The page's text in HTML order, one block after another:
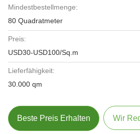
Mindestbestellmenge:
80 Quadratmeter
Preis:
USD30-USD100/Sq.m
Lieferfähigkeit:
30.000 qm
Beste Preis Erhalten Wir